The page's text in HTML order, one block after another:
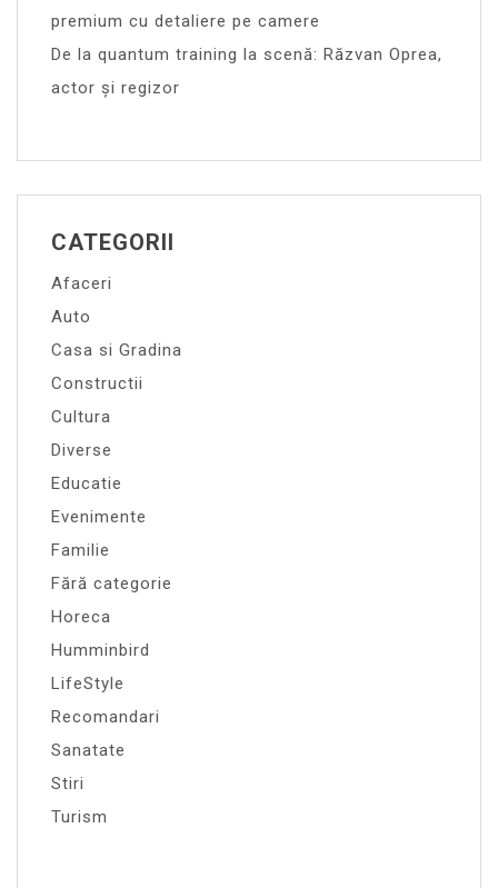
premium cu detaliere pe camere
De la quantum training la scenă: Răzvan Oprea,
actor și regizor
CATEGORII
Afaceri
Auto
Casa si Gradina
Constructii
Cultura
Diverse
Educatie
Evenimente
Familie
Fără categorie
Horeca
Humminbird
LifeStyle
Recomandari
Sanatate
Stiri
Turism